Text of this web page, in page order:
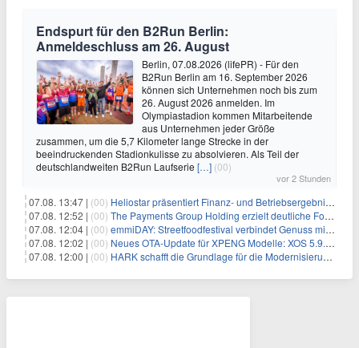
Endspurt für den B2Run Berlin:
Anmeldeschluss am 26. August
Berlin, 07.08.2026 (lifePR) - Für den
B2Run Berlin am 16. September 2026
können sich Unternehmen noch bis zum
26. August 2026 anmelden. Im
Olympiastadion kommen Mitarbeitende
aus Unternehmen jeder Größe
zusammen, um die 5,7 Kilometer lange Strecke in der
beeindruckenden Stadionkulisse zu absolvieren. Als Teil der
deutschlandweiten B2Run Laufserie […] (00)
vor 2 Stunden
07.08. 13:47 | (00) Heliostar präsentiert Finanz- und Betriebsergebnis für das zweite Quartal 2026 mit Goldproduktion und Barreserven in Rekordhöhe
07.08. 12:52 | (00) The Payments Group Holding erzielt deutliche Fortschritte bei ihren AI-Projekten
07.08. 12:04 | (00) emmiDAY: Streetfoodfestival verbindet Genuss mit Engagement gegen Brustkrebs
07.08. 12:02 | (00) Neues OTA-Update für XPENG Modelle: XOS 5.9.5 erweitert Sicherheits-, Lade- und Komfortfunktionen
07.08. 12:00 | (00) HARK schafft die Grundlage für die Modernisierung seiner IBM i-Anwendungen